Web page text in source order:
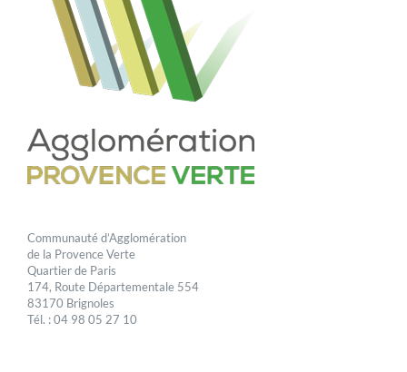
Communauté d’Agglomération
de la Provence Verte
Quartier de Paris
174, Route Départementale 554
83170 Brignoles
Tél. : 04 98 05 27 10